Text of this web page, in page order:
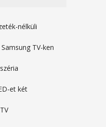
nélküli
TV-ken
et két